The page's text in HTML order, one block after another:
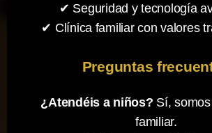
✔ Seguridad y tecnología
✔ Clínica familiar con valores
Preguntas
¿Atendéis a niños? Sí,
familiar.